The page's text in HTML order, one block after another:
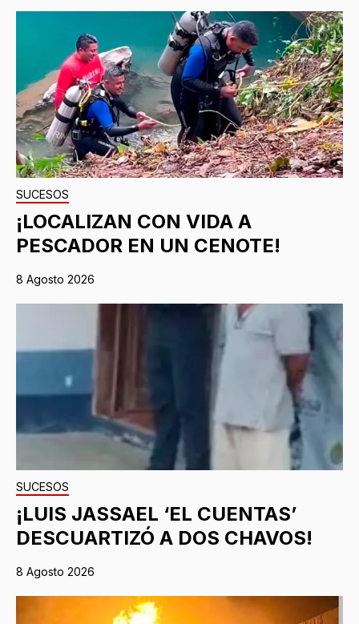
SUCESOS
¡LOCALIZAN CON VIDA A
PESCADOR EN UN CENOTE!
8 Agosto 2026
SUCESOS
¡LUIS JASSAEL ‘EL CUENTAS’
DESCUARTIZÓ A DOS CHAVOS!
8 Agosto 2026